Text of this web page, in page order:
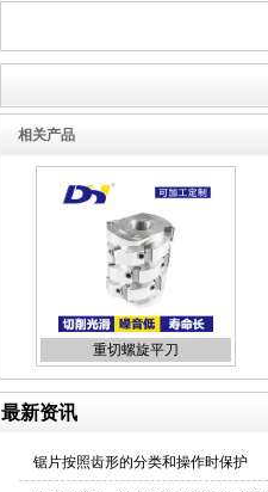
相关产品
重切螺旋平刀
最新资讯
锯片按照齿形的分类和操作时保护